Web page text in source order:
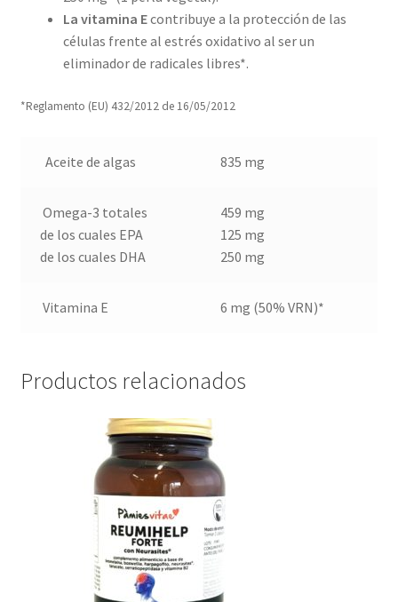
La vitamina Econtribuye a la protección de las
células frente al estrés oxidativo al ser un
eliminador de radicales libres*.
*Reglamento (EU) 432/2012 de 16/05/2012
Aceite de algas 835 mg
Omega-3 totales
de los cuales EPA
de los cuales DHA
459 mg
125 mg
250 mg
Vitamina E 6 mg (50% VRN)*
Productos relacionados